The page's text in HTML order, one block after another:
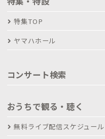
特集TOP
ヤマハホール
コンサート検索
おうちで観る・聴く
無料ライブ配信スケジュール